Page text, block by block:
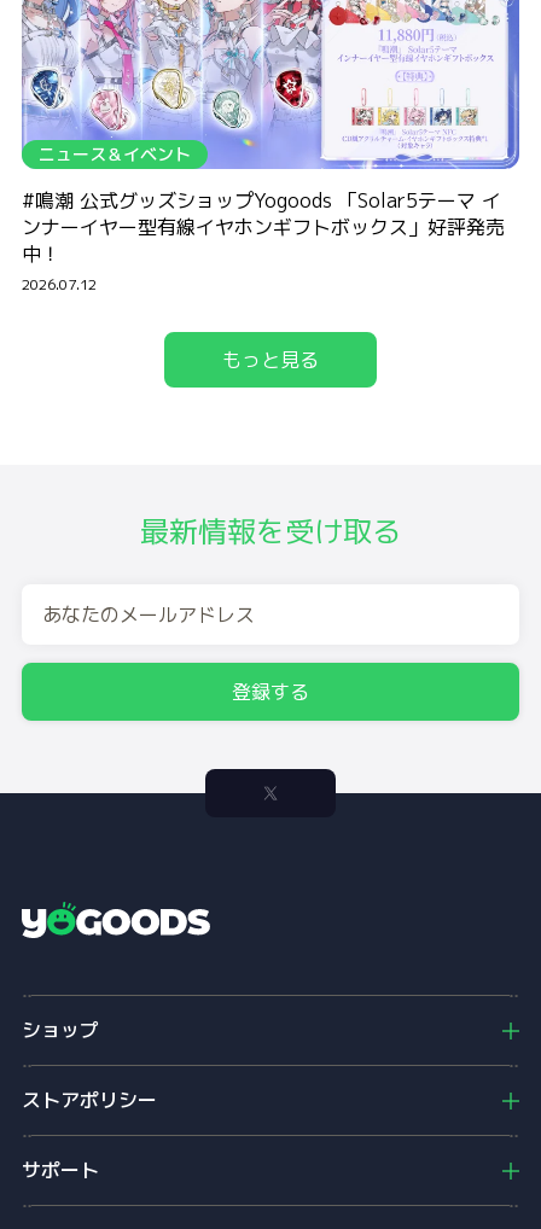
ニュース＆イベント
#鳴潮 公式グッズショップYogoods 「Solar5テーマ イ
ンナーイヤー型有線イヤホンギフトボックス」好評発売
中！
2026.07.12
もっと見る
最新情報を受け取る
登録する
g
oショップ
ストアポリシー
サポート